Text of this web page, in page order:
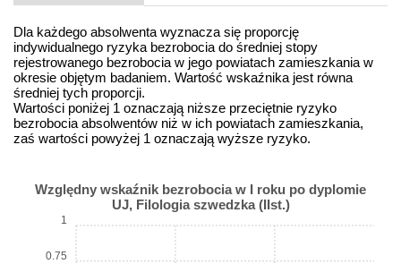
Dla każdego absolwenta wyznacza się proporcję
indywidualnego ryzyka bezrobocia do średniej stopy
rejestrowanego bezrobocia w jego powiatach zamieszkania w
okresie objętym badaniem. Wartość wskaźnika jest równa
średniej tych proporcji.
Wartości poniżej 1 oznaczają niższe przeciętnie ryzyko
bezrobocia absolwentów niż w ich powiatach zamieszkania,
zaś wartości powyżej 1 oznaczają wyższe ryzyko.
Względny wskaźnik bezrobocia w I roku po dyplomie
UJ, Filologia szwedzka (IIst.)
0.75
1